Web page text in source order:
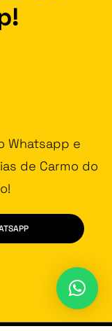
Whatsapp e
de Carmo do